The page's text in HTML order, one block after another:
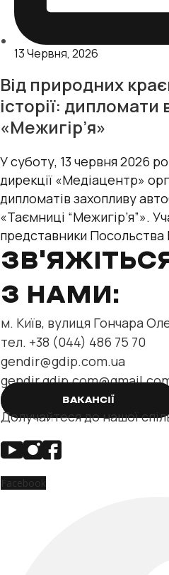
13 Червня, 2026
Від природних
історії: дипломати
«Межигір’я»
У суботу, 13 червня 2026
дирекції «Медіацентр»
дипломатів захопливу
«Таємниці “Межигір’я”».
представники Посольства
міжнародних організацій —
Верховного
ЗВ'ЯЖІТЬСЯ
З НАМИ:
м. Київ, вулиця Гончара
тел. +38 (044) 486 75 70
gendir@gdip.com.ua
ВАКАНСІЇ
Долучайтеся до нашої
Facebook